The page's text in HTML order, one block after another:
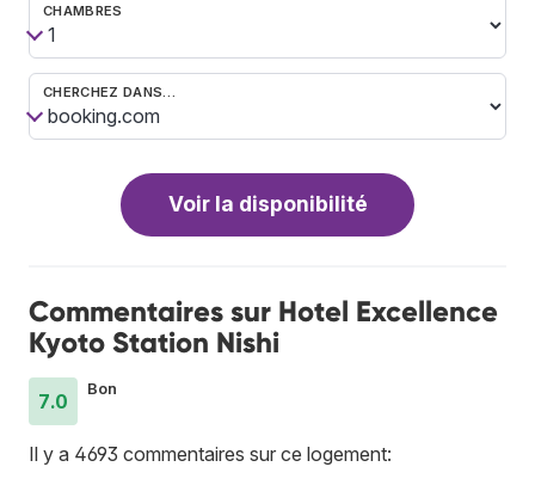
CHAMBRES
CHERCHEZ DANS…
Voir la disponibilité
Commentaires sur Hotel Excellence
Kyoto Station Nishi
7.0
Bon
Il y a 4693 commentaires sur ce logement: